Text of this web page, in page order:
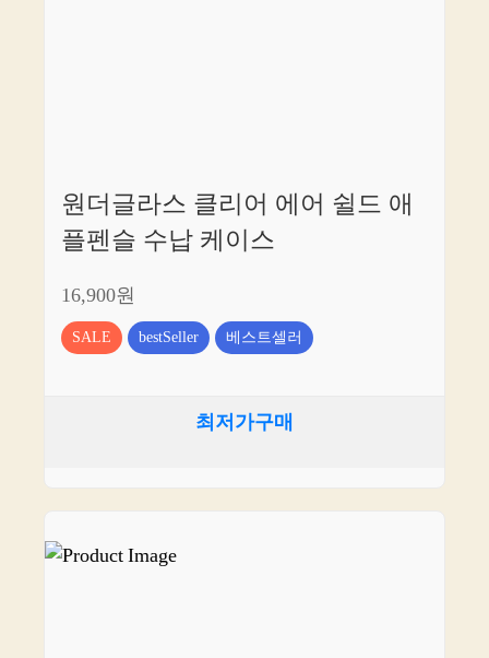
원더글라스 클리어 에어 쉴드 애
플펜슬 수납 케이스
16,900원
SALE bestSeller 베스트셀러
최저가구매